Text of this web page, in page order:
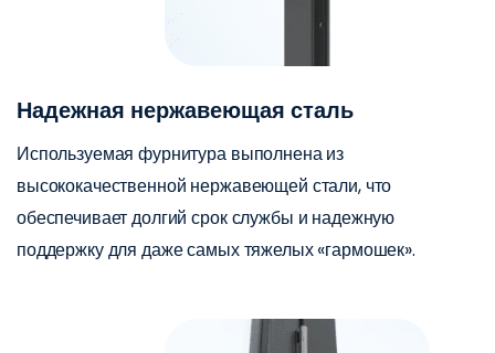
Надежная нержавеющая сталь
Используемая фурнитура выполнена из
высококачественной нержавеющей стали, что
обеспечивает долгий срок службы и надежную
поддержку для даже самых тяжелых «гармошек».